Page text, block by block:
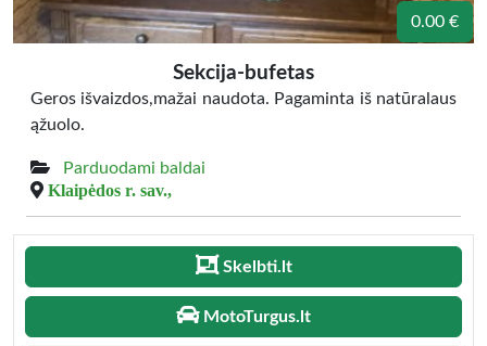
0.00 €
Sekcija-bufetas
Geros išvaizdos,mažai naudota. Pagaminta iš natūralaus
ąžuolo.
Parduodami baldai
Klaipėdos r. sav.,
Skelbti.lt
MotoTurgus.lt